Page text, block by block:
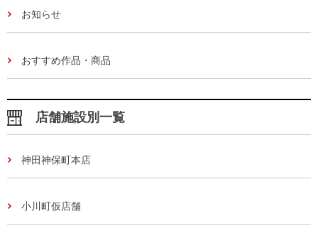
お知らせ
おすすめ作品・商品
店舗施設別一覧
神田神保町本店
小川町仮店舗